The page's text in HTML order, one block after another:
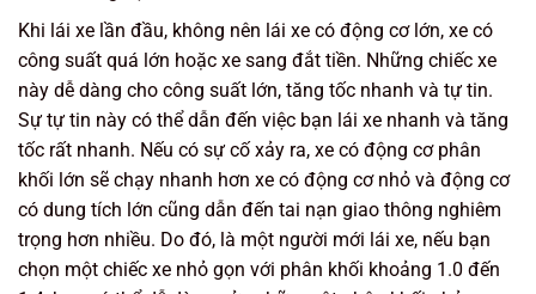
Khi lái xe lần đầu, không nên lái xe có động cơ lớn, xe có
công suất quá lớn hoặc xe sang đắt tiền. Những chiếc xe
này dễ dàng cho công suất lớn, tăng tốc nhanh và tự tin.
Sự tự tin này có thể dẫn đến việc bạn lái xe nhanh và tăng
tốc rất nhanh. Nếu có sự cố xảy ra, xe có động cơ phân
khối lớn sẽ chạy nhanh hơn xe có động cơ nhỏ và động cơ
có dung tích lớn cũng dẫn đến tai nạn giao thông nghiêm
trọng hơn nhiều. Do đó, là một người mới lái xe, nếu bạn
chọn một chiếc xe nhỏ gọn với phân khối khoảng 1.0 đến